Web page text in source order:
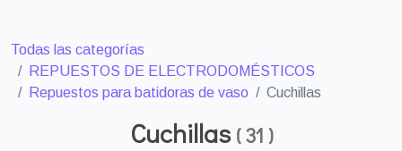
Todas las categorías
REPUESTOS DE ELECTRODOMÉSTICOS
Repuestos para batidoras de vaso
Cuchillas
Cuchillas (31 )